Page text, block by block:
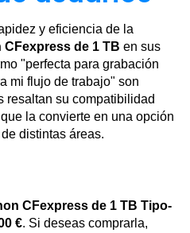
y eficiencia de la
CFexpress de 1 TB en sus
"perfecta para grabación
mi flujo de trabajo" son
resaltan su compatibilidad
la convierte en una opción
distintas áreas.
CFexpress de 1 TB Tipo-
€. Si deseas comprarla,